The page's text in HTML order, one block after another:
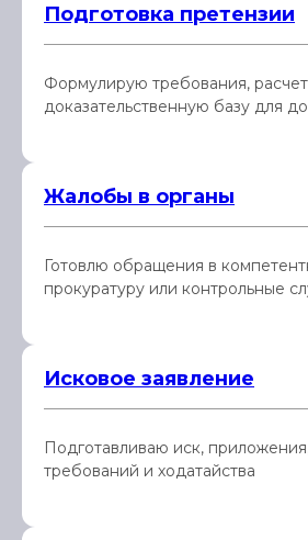
Подготовка претензии
Формулирую требования,
доказательственную базу для
Жалобы в органы
Готовлю обращения в
прокуратуру или контрольные
Исковое заявление
Подготавливаю иск,
требований и ходатайства